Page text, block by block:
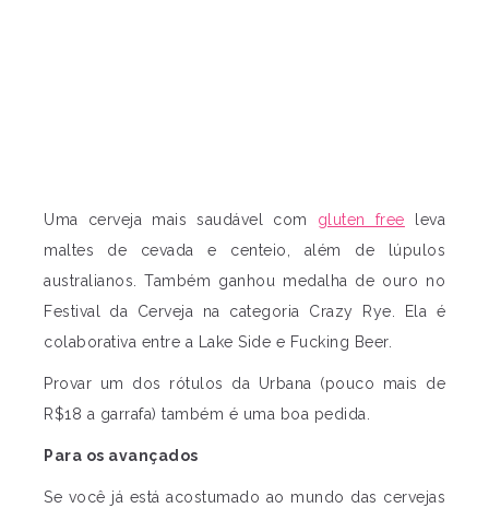
Uma cerveja mais saudável com gluten free leva
maltes de cevada e centeio, além de lúpulos
australianos. Também ganhou medalha de ouro no
Festival da Cerveja na categoria Crazy Rye. Ela é
colaborativa entre a Lake Side e Fucking Beer.
Provar um dos rótulos da Urbana (pouco mais de
R$18 a garrafa) também é uma boa pedida.
Para os avançados
Se você já está acostumado ao mundo das cervejas